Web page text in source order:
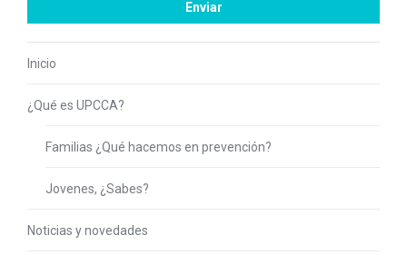
Inicio
¿Qué es UPCCA?
Familias ¿Qué hacemos en prevención?
Jovenes, ¿Sabes?
Noticias y novedades